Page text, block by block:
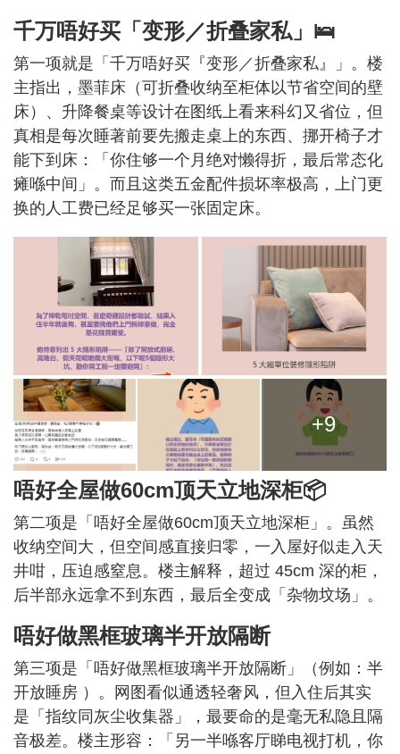
千万唔好买「变形／折叠家私」🛌
第一项就是「千万唔好买『变形／折叠家私』」。楼
主指出，墨菲床（可折叠收纳至柜体以节省空间的壁
床）、升降餐桌等设计在图纸上看来科幻又省位，但
真相是每次睡著前要先搬走桌上的东西、挪开椅子才
能下到床：「你住够一个月绝对懒得折，最后常态化
瘫喺中间」。而且这类五金配件损坏率极高，上门更
换的人工费已经足够买一张固定床。
+9
唔好全屋做60cm顶天立地深柜📦
第二项是「唔好全屋做60cm顶天立地深柜」。虽然
收纳空间大，但空间感直接归零，一入屋好似走入天
井咁，压迫感窒息。楼主解释，超过 45cm 深的柜，
后半部永远拿不到东西，最后全变成「杂物坟场」。
唔好做黑框玻璃半开放隔断
第三项是「唔好做黑框玻璃半开放隔断」（例如：半
开放睡房 ）。网图看似通透轻奢风，但入住后其实
是「指纹同灰尘收集器」，最要命的是毫无私隐且隔
音极差。楼主形容：「另一半喺客厅睇电视打机，你